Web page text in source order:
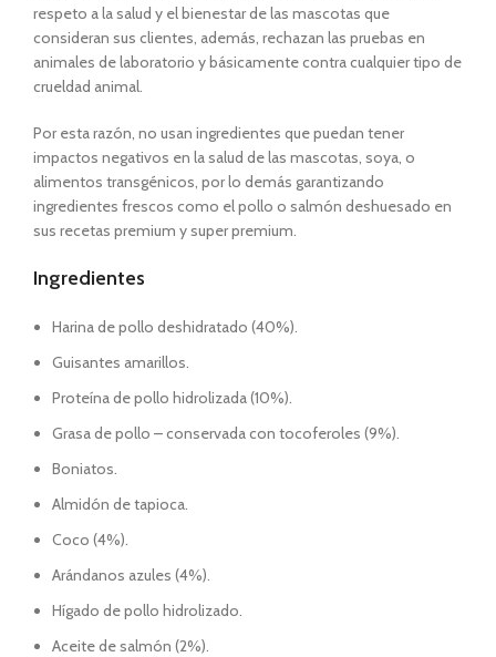
respeto a la salud y el bienestar de las mascotas que
consideran sus clientes, además, rechazan las pruebas en
animales de laboratorio y básicamente contra cualquier tipo de
crueldad animal.
Por esta razón, no usan ingredientes que puedan tener
impactos negativos en la salud de las mascotas, soya, o
alimentos transgénicos, por lo demás garantizando
ingredientes frescos como el pollo o salmón deshuesado en
sus recetas premium y super premium.
Ingredientes
Harina de pollo deshidratado (40%).
Guisantes amarillos.
Proteína de pollo hidrolizada (10%).
Grasa de pollo – conservada con tocoferoles (9%).
Boniatos.
Almidón de tapioca.
Coco (4%).
Arándanos azules (4%).
Hígado de pollo hidrolizado.
Aceite de salmón (2%).